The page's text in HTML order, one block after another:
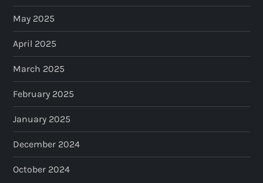
May 2025
April 2025
March 2025
February 2025
January 2025
December 2024
October 2024